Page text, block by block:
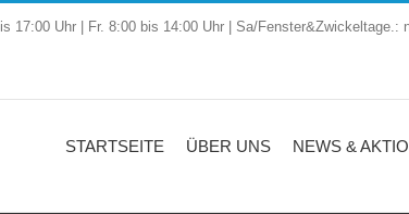
17:00 Uhr | Fr. 8:00 bis 14:00 Uhr | Sa/
STARTSEITE ÜBER UNS NEWS &